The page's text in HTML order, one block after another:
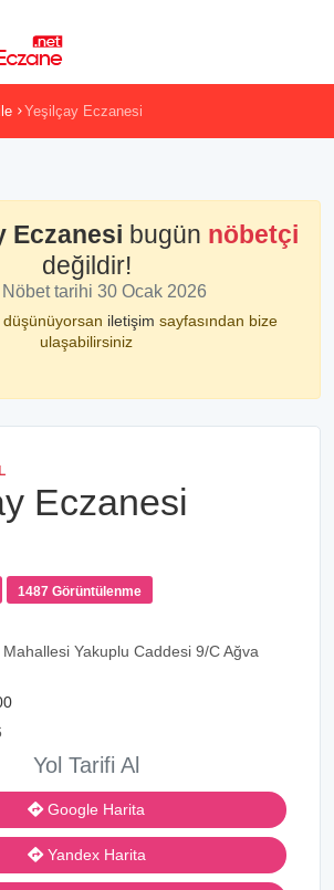
Yeşilçay Eczanesi
Eczanesi bugün nöbetçi
değildir!
tarihi 30 Ocak 2026
iletişim sayfasından bize
ulaşabilirsiniz
Eczanesi
1487 Görüntülenme
Yakuplu Caddesi 9/C Ağva
Yol Tarifi Al
Google Harita
Yandex Harita